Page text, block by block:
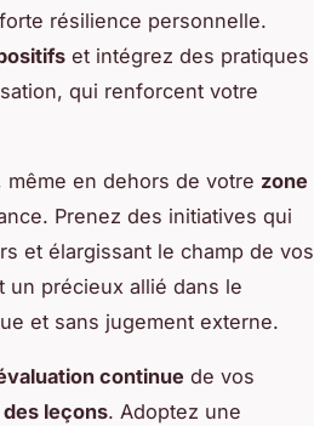
résilience personnelle.
et intégrez des pratiques
qui renforcent votre
même en dehors de votre zone
Prenez des initiatives qui
et élargissant le champ de vos
un précieux allié dans le
et sans jugement externe.
continue de vos
leçons. Adoptez une